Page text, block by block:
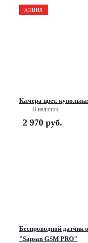
АКЦИЯ
Камера цвет.
В наличии
2 970 руб.
Беспроводной датчик
"Sapsan GSM PRO"